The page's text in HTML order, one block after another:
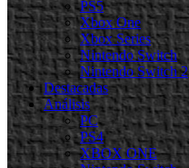
PS5
Xbox One
Xbox Series
Nintendo Switch
Nintendo Switch 2
Destacadas
Análisis
PC
PS4
XBOX ONE